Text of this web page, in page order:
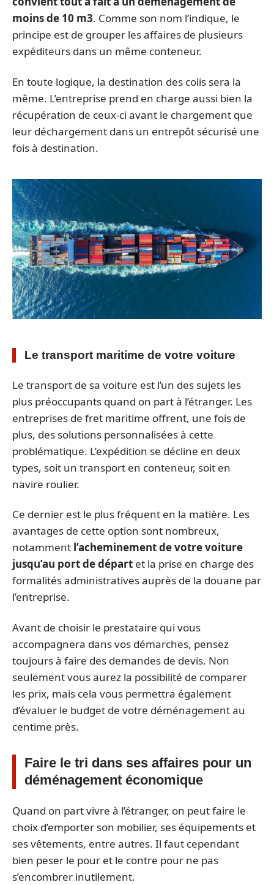
moins de 10 m3. Comme son nom l’indique, le
principe est de grouper les affaires de plusieurs
expéditeurs dans un même conteneur.
En toute logique, la destination des colis sera la
même. L’entreprise prend en charge aussi bien la
récupération de ceux-ci avant le chargement que
leur déchargement dans un entrepôt sécurisé une
fois à destination.
Le transport maritime de votre voiture
Le transport de sa voiture est l’un des sujets les
plus préoccupants quand on part à l’étranger. Les
entreprises de fret maritime offrent, une fois de
plus, des solutions personnalisées à cette
problématique. L’expédition se décline en deux
types, soit un transport en conteneur, soit en
navire roulier.
Ce dernier est le plus fréquent en la matière. Les
avantages de cette option sont nombreux,
notamment l’acheminement de votre voiture
jusqu’au port de départ et la prise en charge des
formalités administratives auprès de la douane par
l’entreprise.
Avant de choisir le prestataire qui vous
accompagnera dans vos démarches, pensez
toujours à faire des demandes de devis. Non
seulement vous aurez la possibilité de comparer
les prix, mais cela vous permettra également
d’évaluer le budget de votre déménagement au
centime près.
Faire le tri dans ses affaires pour un
déménagement économique
Quand on part vivre à l’étranger, on peut faire le
choix d’emporter son mobilier, ses équipements et
ses vêtements, entre autres. Il faut cependant
bien peser le pour et le contre pour ne pas
s’encombrer inutilement.